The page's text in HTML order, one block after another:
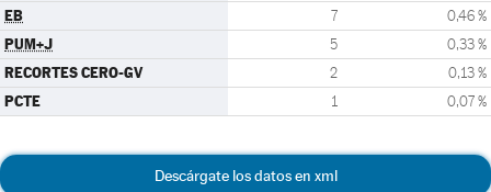
EB 7 0,46 %
PUM+J 5 0,33 %
RECORTES CERO-GV 2 0,13 %
PCTE 1 0,07 %
Descárgate los datos en xml